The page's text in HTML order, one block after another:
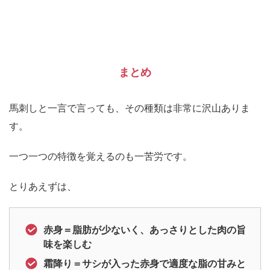
まとめ
馬刺しと一言で言っても、その種類は非常に沢山ありま
す。
一つ一つの特徴を覚えるのも一苦労です。
とりあえずは、
赤身＝脂肪が少ないく、あっさりとした肉の旨
味を楽しむ
霜降り＝サシが入った赤身で適度な脂の甘みと